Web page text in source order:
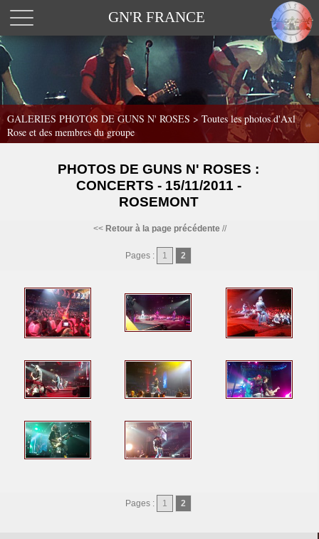
GN'R FRANCE
GALERIES PHOTOS DE GUNS N' ROSES > Toutes les photos d'Axl
Rose et des membres du groupe
PHOTOS DE GUNS N' ROSES :
CONCERTS - 15/11/2011 -
ROSEMONT
<< Retour à la page précédente//
Pages : 1 2
Pages : 1 2